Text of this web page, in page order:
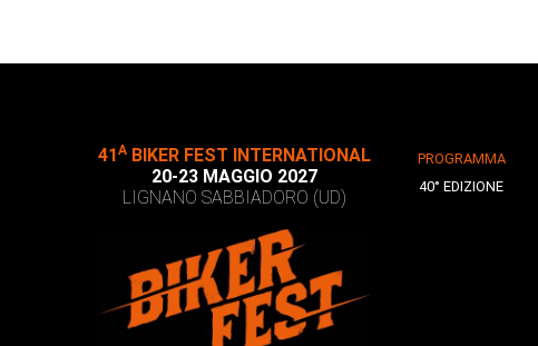
41 ABIKER FEST INTERNATIONAL
20-23 MAGGIO 2027
LIGNANO SABBIADORO (UD)
PROGRAMMA
40° EDIZIONE